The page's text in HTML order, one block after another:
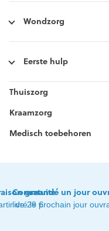
Wondzorg
Eerste hulp
Thuiszorg
Kraamzorg
Medisch toebehoren
gratuite
de 29 €
Commandé un jour
livré le prochain jour